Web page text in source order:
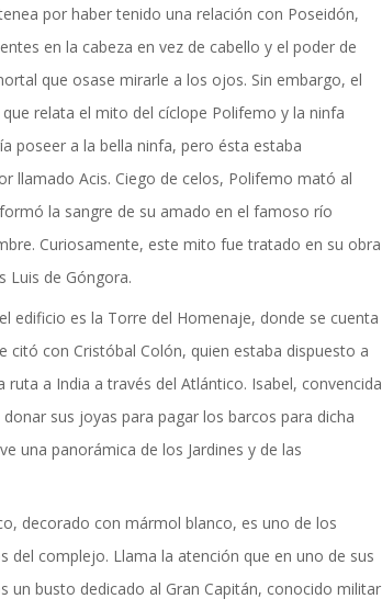
espacio de información
por haber tenido una relación con Poseidón,
en la cabeza en vez de cabello y el poder de
que osase mirarle a los ojos. Sin embargo, el
relata el mito del cíclope Polifemo y la ninfa
poseer a la bella ninfa, pero ésta estaba
llamado Acis. Ciego de celos, Polifemo mató al
la sangre de su amado en el famoso río
Curiosamente, este mito fue tratado en su obra
Luis de Góngora.
edificio es la Torre del Homenaje, donde se cuenta
citó con Cristóbal Colón, quien estaba dispuesto a
ruta a India a través del Atlántico. Isabel, convencida
sus joyas para pagar los barcos para dicha
una panorámica de los Jardines y de las
decorado con mármol blanco, es uno de los
del complejo. Llama la atención que en uno de sus
un busto dedicado al Gran Capitán, conocido militar